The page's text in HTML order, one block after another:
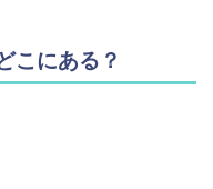
こにある？